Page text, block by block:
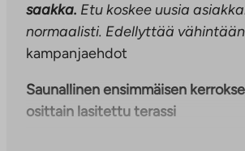
saakka. Etu koskee uusia
normaalisti. Edellyttää
kampanjaehdot
Saunallinen ensimmäisen
osittain lasitettu terassi